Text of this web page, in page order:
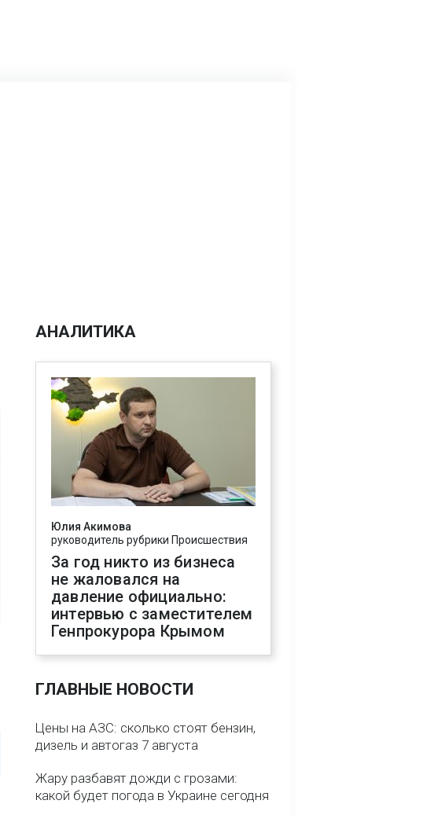
АНАЛИТИКА
Юлия Акимова
руководитель рубрики Происшествия
За год никто из бизнеса
не жаловался на
давление официально:
интервью с заместителем
Генпрокурора Крымом
ГЛАВНЫЕ НОВОСТИ
Цены на АЗС: сколько стоят бензин,
дизель и автогаз 7 августа
Жару разбавят дожди с грозами:
какой будет погода в Украине сегодня